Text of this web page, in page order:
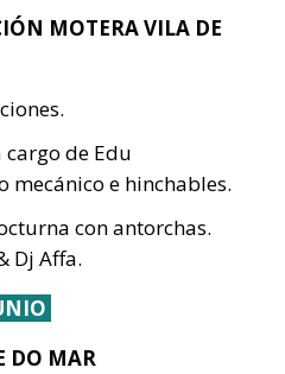
MOTERA VILA DE
cargo de Edu
mecánico e hinchables.
con antorchas.
Dj Affa.
DO MAR